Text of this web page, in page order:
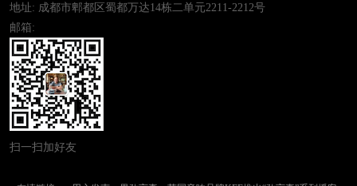
地址: 成都市郫都区蜀都万达14栋二单元2211-2212号
邮箱:
扫一扫加好友